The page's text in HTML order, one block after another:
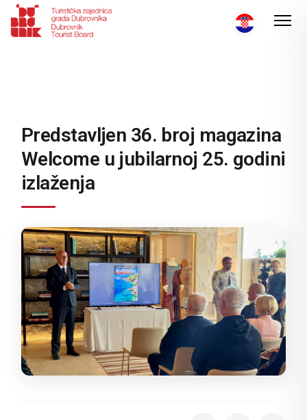
Predstavljen 36. broj magazina
Welcome u jubilarnoj 25. godini
izlaženja